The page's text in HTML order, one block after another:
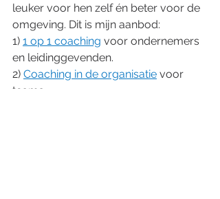
leuker voor hen zelf én beter voor de
omgeving. Dit is mijn aanbod:
1) 1 op 1 coaching voor ondernemers
en leidinggevenden.
2) Coaching in de organisatie voor
teams.